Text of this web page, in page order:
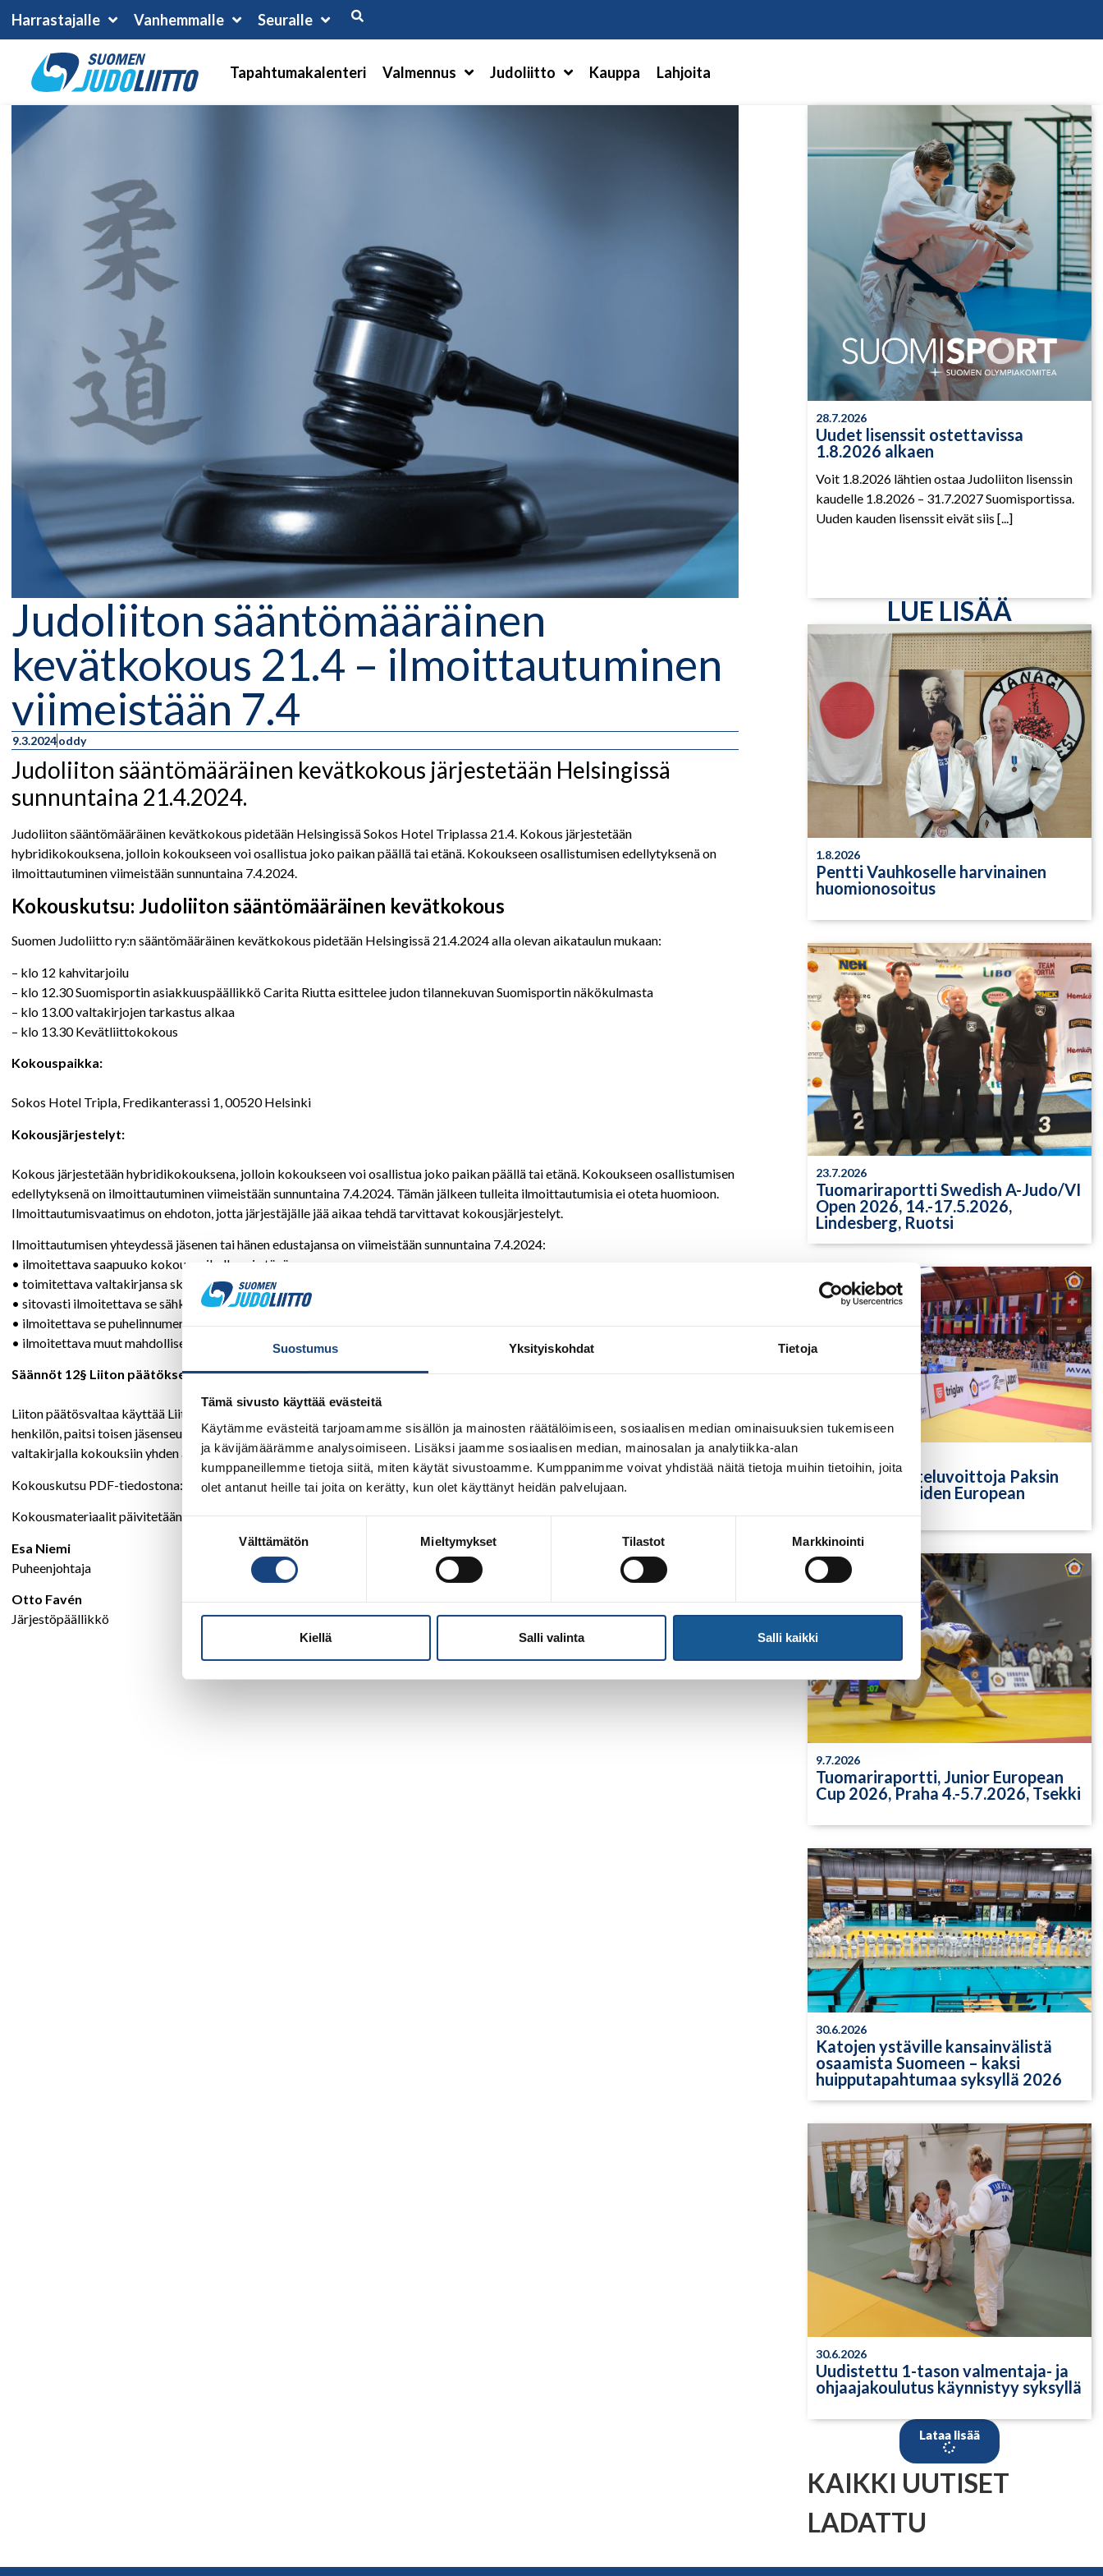
Suostumus Yksityiskohdat Tietoja
Tämä sivusto käyttää evästeitä
Käytämme evästeitä tarjoamamme sisällön ja mainosten räätälöimiseen, sosiaalisen median ominaisuuksien tukemiseen
ja kävijämäärämme analysoimiseen. Lisäksi jaamme sosiaalisen median, mainosalan ja analytiikka-alan
kumppaneillemme tietoja siitä, miten käytät sivustoamme. Kumppanimme voivat yhdistää näitä tietoja muihin tietoihin, joita
olet antanut heille tai joita on kerätty, kun olet käyttänyt heidän palvelujaan.
Suostumuksen
Välttämätön Mieltymykset Tilastot Markkinointi
Kiellä Salli valinta Salli kaikki
Harrastajalle Vanhemmalle Seuralle
Tapahtumakalenteri Valmennus Judoliitto Kauppa Lahjoita
Judoliiton sääntömääräinen
kevätkokous 21.4 – ilmoittautuminen
viimeistään 7.4
9.3.2024oddy
Judoliiton sääntömääräinen kevätkokous järjestetään Helsingissä
sunnuntaina 21.4.2024.
Judoliiton sääntömääräinen kevätkokous pidetään Helsingissä Sokos Hotel Triplassa 21.4. Kokous järjestetään
hybridikokouksena, jolloin kokoukseen voi osallistua joko paikan päällä tai etänä. Kokoukseen osallistumisen edellytyksenä on
ilmoittautuminen viimeistään sunnuntaina 7.4.2024.
Kokouskutsu: Judoliiton sääntömääräinen kevätkokous
Suomen Judoliitto ry:n sääntömääräinen kevätkokous pidetään Helsingissä 21.4.2024 alla olevan aikataulun mukaan:
– klo 12 kahvitarjoilu
– klo 12.30 Suomisportin asiakkuuspäällikkö Carita Riutta esittelee judon tilannekuvan Suomisportin näkökulmasta
– klo 13.00 valtakirjojen tarkastus alkaa
– klo 13.30 Kevätliittokokous
Kokouspaikka:
Sokos Hotel Tripla, Fredikanterassi 1, 00520 Helsinki
Kokousjärjestelyt:
Kokous järjestetään hybridikokouksena, jolloin kokoukseen voi osallistua joko paikan päällä tai etänä. Kokoukseen osallistumisen
edellytyksenä on ilmoittautuminen viimeistään sunnuntaina 7.4.2024. Tämän jälkeen tulleita ilmoittautumisia ei oteta huomioon.
Ilmoittautumisvaatimus on ehdoton, jotta järjestäjälle jää aikaa tehdä tarvittavat kokousjärjestelyt.
Ilmoittautumisen yhteydessä jäsenen tai hänen edustajansa on viimeistään sunnuntaina 7.4.2024:
• ilmoitettava saapuuko kokouspaikalle vai etänä
• toimitettava valtakirjansa skannattuna osoitteeseen toimisto@judo.fi
• sitovasti ilmoitettava se sähköposti, johon hänelle voidaan kokouksen aikana lähettää kokouksen äänestyksiin liittyviä linkkejä
• ilmoitettava se puhelinnumero, josta on tavoitettavissa kokouksen aikana sekä
• ilmoitettava muut mahdolliset jäsenseuransa osallistujat
Säännöt 12§ Liiton päätöksenteko
Liiton päätösvaltaa käyttää Liiton kokous. Jäsenseura voi valtuuttaa käyttämään äänivaltaansa yhden täysivaltaisen luonnollisen
henkilön, paitsi toisen jäsenseuran hallituksen tai johtokunnan jäsentä. Jokainen liiton jäsenseura on oikeutettu lähettämään
valtakirjalla kokouksiin yhden äänivaltaisen edustajan lisäksi muita osallistujia, joilla on puheoikeus, mutta ei äänioikeutta.
Kokouskutsu PDF-tiedostona: Kevätkokous 2024 kutsu
Kokousmateriaalit päivitetään tänneliittokokousaineistoihin.
Esa Niemi
Puheenjohtaja
Otto Favén
Järjestöpäällikkö
28.7.2026
Uudet lisenssit ostettavissa
1.8.2026 alkaen
Voit 1.8.2026 lähtien ostaa Judoliiton lisenssin
kaudelle 1.8.2026 – 31.7.2027 Suomisportissa.
Uuden kauden lisenssit eivät siis [...]
LUE LISÄÄ
1.8.2026
Pentti Vauhkoselle harvinainen
huomionosoitus
23.7.2026
Tuomariraportti Swedish A-Judo/VI
Open 2026, 14.-17.5.2026,
Lindesberg, Ruotsi
Yksittäisiä otteluvoittoja Paksin
alle 21-vuotiaiden European
9.7.2026
Tuomariraportti, Junior European
Cup 2026, Praha 4.-5.7.2026, Tsekki
30.6.2026
Katojen ystäville kansainvälistä
osaamista Suomeen – kaksi
huipputapahtumaa syksyllä 2026
30.6.2026
Uudistettu 1-tason valmentaja- ja
ohjaajakoulutus käynnistyy syksyllä
Lataa lisää
KAIKKI UUTISET
LADATTU